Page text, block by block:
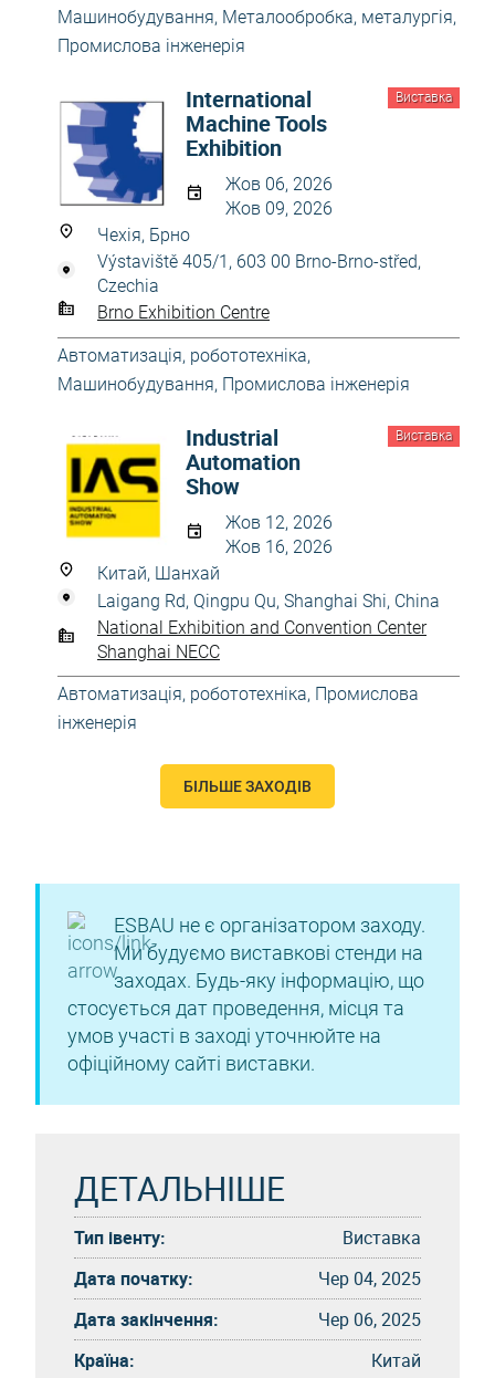
Машинобудування, Металообробка, металургія,
Промислова інженерія
Виставка
International
Machine Tools
Exhibition
Жов 06, 2026
Жов 09, 2026
Чехія, Брно
Výstaviště 405/1, 603 00 Brno-Brno-střed,
Czechia
Brno Exhibition Centre
Автоматизація, робототехніка,
Машинобудування, Промислова інженерія
Виставка
Industrial
Automation
Show
Жов 12, 2026
Жов 16, 2026
Китай, Шанхай
Laigang Rd, Qingpu Qu, Shanghai Shi, China
National Exhibition and Convention Center
Shanghai NECC
Автоматизація, робототехніка, Промислова
інженерія
БІЛЬШЕ ЗАХОДІВ
ESBAU не є організатором заходу.
Ми будуємо виставкові стенди на
заходах. Будь-яку інформацію, що
стосується дат проведення, місця та
умов участі в заході уточнюйте на
офіційному сайті виставки.
ДЕТАЛЬНІШЕ
Тип івенту:
Виставка
Дата початку:
Чер 04, 2025
Дата закінчення:
Чер 06, 2025
Країна:
Китай